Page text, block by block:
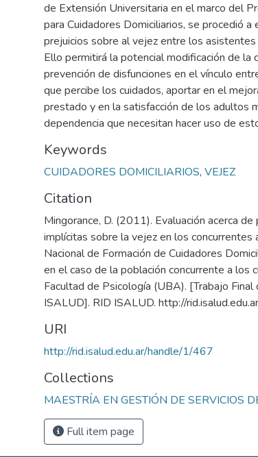
de Extensión Universitaria en el marco del
para Cuidadores Domiciliarios, se procedió a
prejuicios sobre al vejez entre los asistentes
Ello permitirá la potencial modificación de la
prevención de disfunciones en el vínculo
que percibe los cuidados, aportar en el
prestado y en la satisfacción de los adultos
dependencia que necesitan hacer uso de
Keywords
CUIDADORES DOMICILIARIOS, VEJEZ
Citation
Mingorance, D. (2011). Evaluación acerca
implícitas sobre la vejez en los concurrentes
Nacional de Formación de Cuidadores
en el caso de la población concurrente a los
Facultad de Psicología (UBA). [Trabajo
ISALUD]. RID ISALUD. http://
URI
http://rid.isalud.edu.ar/handle/1/467
Collections
MAESTRÍA EN GESTIÓN DE SERVICIOS
Full item page